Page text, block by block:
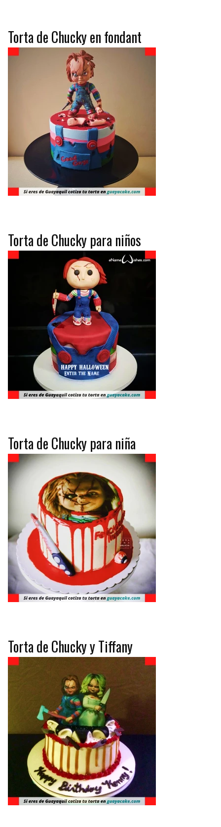
Torta de Chucky en fondant
Torta de Chucky para niños
Torta de Chucky para niña
Torta de Chucky y Tiffany